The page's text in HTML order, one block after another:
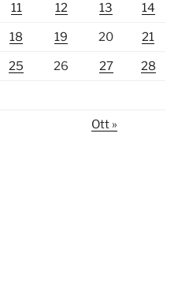
11 12 13 14
18 19 20 21
25 26 27 28
Ott »